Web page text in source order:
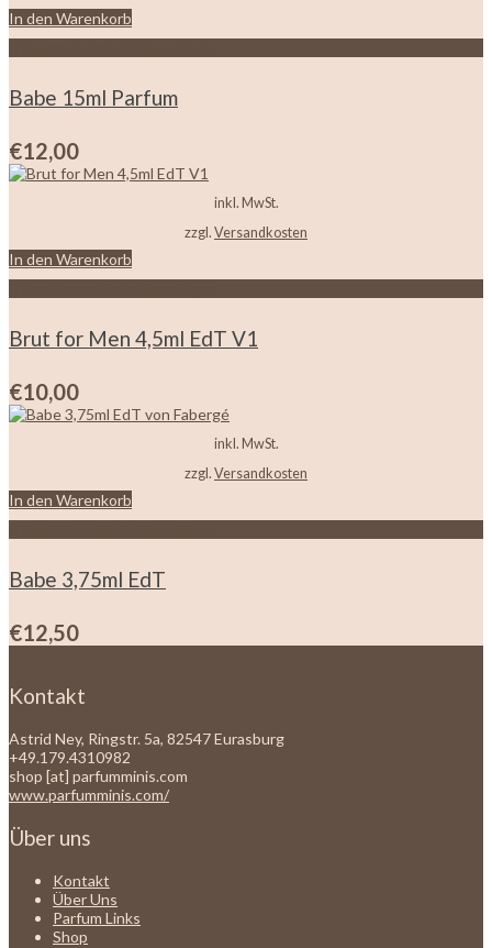
In den Warenkorb
Babe 15ml Parfum
€12,00
inkl. MwSt.
zzgl. Versandkosten
In den Warenkorb
Brut for Men 4,5ml EdT V1
€10,00
inkl. MwSt.
zzgl. Versandkosten
In den Warenkorb
Babe 3,75ml EdT
€12,50
Kontakt
Astrid Ney, Ringstr. 5a, 82547 Eurasburg
+49.179.4310982
shop [at] parfumminis.com
www.parfumminis.com/
Über uns
Kontakt
Über Uns
Parfum Links
Shop